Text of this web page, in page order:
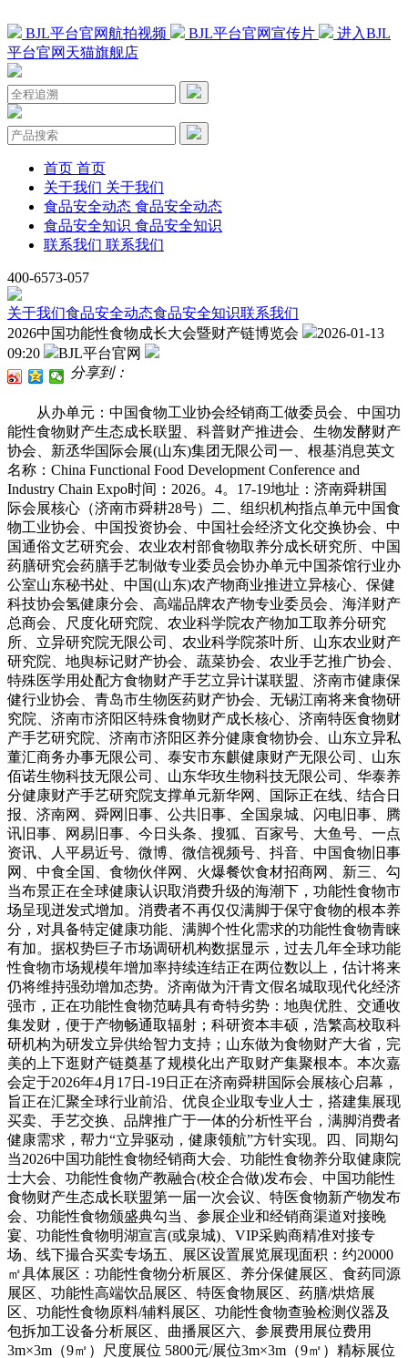
BJL平台官网航拍视频 BJL平台官网宣传片
进入BJL
平台官网天猫旗舰店
首页 首页
关于我们 关于我们
食品安全动态 食品安全动态
食品安全知识 食品安全知识
联系我们 联系我们
400-6573-057
关于我们食品安全动态食品安全知识联系我们
2026中国功能性食物成长大会暨财产链博览会
2026-01-13
09:20
BJL平台官网
分享到：
从办单元：中国食物工业协会经销商工做委员会、中国功
能性食物财产生态成长联盟、科普财产推进会、生物发酵财产
协会、新丞华国际会展(山东)集团无限公司一、根基消息英文
名称：China Functional Food Development Conference and
Industry Chain Expo时间：2026。4。17-19地址：济南舜耕国
际会展核心（济南市舜耕28号）二、组织机构指点单元中国食
物工业协会、中国投资协会、中国社会经济文化交换协会、中
国通俗文艺研究会、农业农村部食物取养分成长研究所、中国
药膳研究会药膳手艺制做专业委员会协办单元中国茶馆行业办
公室山东秘书处、中国(山东)农产物商业推进立异核心、保健
科技协会氢健康分会、高端品牌农产物专业委员会、海洋财产
总商会、尺度化研究院、农业科学院农产物加工取养分研究
所、立异研究院无限公司、农业科学院茶叶所、山东农业财产
研究院、地舆标记财产协会、蔬菜协会、农业手艺推广协会、
特殊医学用处配方食物财产手艺立异计谋联盟、济南市健康保
健行业协会、青岛市生物医药财产协会、无锡江南将来食物研
究院、济南市济阳区特殊食物财产成长核心、济南特医食物财
产手艺研究院、济南市济阳区养分健康食物协会、山东立异私
董汇商务办事无限公司、泰安市东麒健康财产无限公司、山东
佰诺生物科技无限公司、山东华玫生物科技无限公司、华泰养
分健康财产手艺研究院支撑单元新华网、国际正在线、结合日
报、济南网、舜网旧事、公共旧事、全国泉城、闪电旧事、腾
讯旧事、网易旧事、今日头条、搜狐、百家号、大鱼号、一点
资讯、人平易近号、微博、微信视频号、抖音、中国食物旧事
网、中食全国、食物伙伴网、火爆餐饮食材招商网、新三、勾
当布景正在全球健康认识取消费升级的海潮下，功能性食物市
场呈现迸发式增加。消费者不再仅仅满脚于保守食物的根本养
分，对具备特定健康功能、满脚个性化需求的功能性食物青睐
有加。据权势巨子市场调研机构数据显示，过去几年全球功能
性食物市场规模年增加率持续连结正在两位数以上，估计将来
仍将维持强劲增加态势。济南做为汗青文假名城取现代化经济
强市，正在功能性食物范畴具有奇特劣势：地舆优胜、交通收
集发财，便于产物畅通取辐射；科研资本丰硕，浩繁高校取科
研机构为研发立异供给智力支持；山东做为食物财产大省，完
美的上下逛财产链奠基了规模化出产取财产集聚根本。本次嘉
会定于2026年4月17日-19日正在济南舜耕国际会展核心启幕，
旨正在汇聚全球行业前沿、优良企业取专业人士，搭建集展现
买卖、手艺交换、品牌推广于一体的分析性平台，满脚消费者
健康需求，帮力“立异驱动，健康领航”方针实现。四、同期勾
当2026中国功能性食物经销商大会、功能性食物养分取健康院
士大会、功能性食物产教融合(校企合做)发布会、中国功能性
食物财产生态成长联盟第一届一次会议、特医食物新产物发布
会、功能性食物颁盛典勾当、参展企业和经销商渠道对接晚
宴、功能性食物明湖宣言(或泉城)、VIP采购商精准对接专
场、线下撮合买卖专场五、展区设置展览展现面积：约20000
㎡具体展区：功能性食物分析展区、养分保健展区、食药同源
展区、功能性高端饮品展区、特医食物展区、药膳/烘焙展
区、功能性食物原料/辅料展区、功能性食物查验检测仪器及
包拆加工设备分析展区、曲播展区六、参展费用展位费用
3m×3m（9㎡）尺度展位 5800元/展位3m×3m（9㎡）精标展位